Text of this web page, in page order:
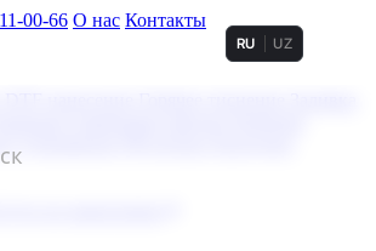
00-66 О нас Контакты
RU UZ